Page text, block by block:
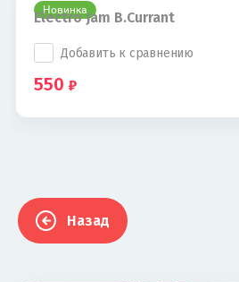
Новинка
Electro Jam B.Currant
Добавить к сравнению
550
Назад